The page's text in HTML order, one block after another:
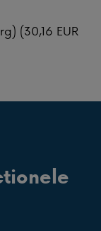
(30,16 EUR